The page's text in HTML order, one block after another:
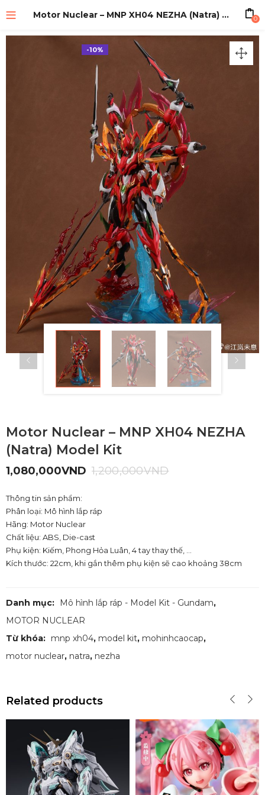
Motor Nuclear – MNP XH04 NEZHA (Natra) Model Kit 0
-10%
Motor Nuclear – MNP XH04 NEZHA
(Natra) Model Kit
1,080,000VND 1,200,000VND
Thông tin sản phẩm:
Phân loại: Mô hình lắp ráp
Hãng: Motor Nuclear
Chất liệu: ABS, Die-cast
Phụ kiện: Kiếm, Phong Hỏa Luân, 4 tay thay thế, …
Kích thước: 22cm, khi gắn thêm phụ kiện sẽ cao khoảng 38cm
Danh mục: Mô hình lắp ráp - Model Kit - Gundam,
MOTOR NUCLEAR
Từ khóa: mnp xh04, model kit, mohinhcaocap,
motor nuclear, natra, nezha
Related products